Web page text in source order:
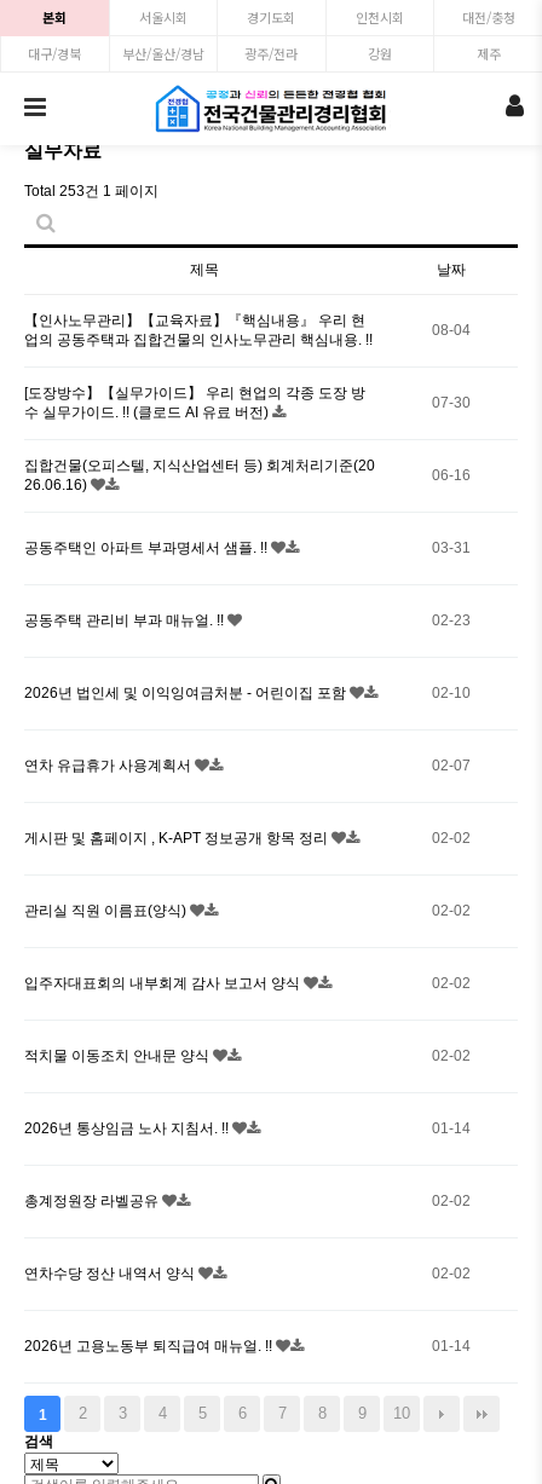
본회 서울시회 경기도회 인천시회
대전/충청
대구/경북
부산/울산/경남 광주/전라 강원 제주
실무자료
Total 253건 1 페이지
제목 날짜
【인사노무관리】【교육자료】『핵심내용』 우리 현
업의 공동주택과 집합건물의 인사노무관리 핵심내용. !!
08-04
[도장방수】【실무가이드】 우리 현업의 각종 도장 방
수 실무가이드. !! (클로드 AI 유료 버전)
07-30
집합건물(오피스텔, 지식산업센터 등) 회계처리기준(20
26.06.16)
06-16
공동주택인 아파트 부과명세서 샘플. !! 03-31
공동주택 관리비 부과 매뉴얼. !! 02-23
2026년 법인세 및 이익잉여금처분 - 어린이집 포함 02-10
연차 유급휴가 사용계획서 02-07
게시판 및 홈페이지 , K-APT 정보공개 항목 정리 02-02
관리실 직원 이름표(양식) 02-02
입주자대표회의 내부회계 감사 보고서 양식 02-02
적치물 이동조치 안내문 양식 02-02
2026년 통상임금 노사 지침서. !! 01-14
총계정원장 라벨공유 02-02
연차수당 정산 내역서 양식 02-02
2026년 고용노동부 퇴직급여 매뉴얼. !! 01-14
1 2 3 4 5 6 7 8 9 10
검색